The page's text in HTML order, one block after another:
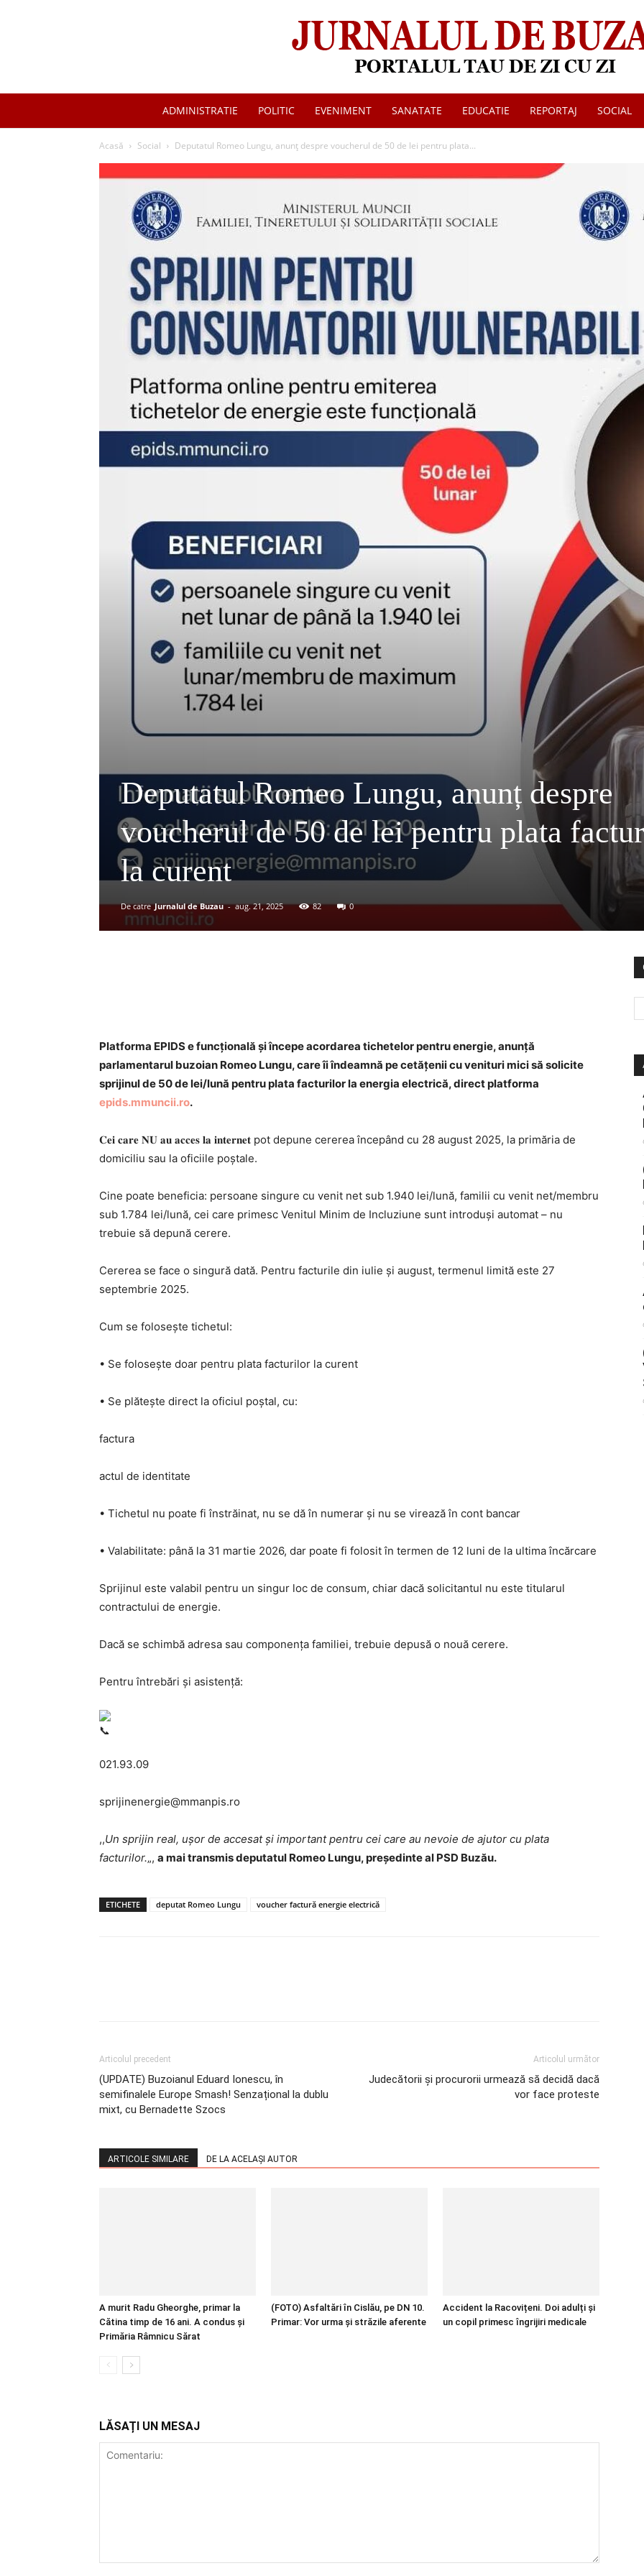
Jurnalul
de
Buzau
ADMINISTRATIE POLITIC EVENIMENT SANATATE EDUCATIE REPORTAJ SOCIAL
Acasă Social Deputatul Romeo Lungu, anunț despre voucherul de 50 de lei pentru plata...
Deputatul Romeo Lungu, anunț despre
voucherul de 50 de lei pentru plata
la curent
De catre Jurnalul de Buzau - aug. 21, 2025 82 0
Platforma EPIDS e funcțională și începe acordarea tichetelor pentru energie, anunță
parlamentarul buzoian Romeo Lungu, care îi îndeamnă pe cetățenii cu venituri mici să solicite
sprijinul de 50 de lei/lună pentru plata facturilor la energia electrică, direct platforma
epids.mmuncii.ro.
𝐂𝐞𝐢 𝐜𝐚𝐫𝐞 𝐍𝐔 𝐚𝐮 𝐚𝐜𝐜𝐞𝐬 𝐥𝐚 𝐢𝐧𝐭𝐞𝐫𝐧𝐞𝐭 pot depune cererea începând cu 28 august 2025, la primăria de
domiciliu sau la oficiile poștale.
Cine poate beneficia: persoane singure cu venit net sub 1.940 lei/lună, familii cu venit net/membru
sub 1.784 lei/lună, cei care primesc Venitul Minim de Incluziune sunt introduși automat – nu
trebuie să depună cerere.
Cererea se face o singură dată. Pentru facturile din iulie și august, termenul limită este 27
septembrie 2025.
Cum se folosește tichetul:
• Se folosește doar pentru plata facturilor la curent
• Se plătește direct la oficiul poștal, cu:
factura
actul de identitate
• Tichetul nu poate fi înstrăinat, nu se dă în numerar și nu se virează în cont bancar
• Valabilitate: până la 31 martie 2026, dar poate fi folosit în termen de 12 luni de la ultima încărcare
Sprijinul este valabil pentru un singur loc de consum, chiar dacă solicitantul nu este titularul
contractului de energie.
Dacă se schimbă adresa sau componența familiei, trebuie depusă o nouă cerere.
Pentru întrebări și asistență:
021.93.09
sprijinenergie@mmanpis.ro
,,Un sprijin real, ușor de accesat și important pentru cei care au nevoie de ajutor cu plata
facturilor.„, a mai transmis deputatul Romeo Lungu, președinte al PSD Buzău.
ETICHETE deputat Romeo Lungu voucher factură energie electrică
Articolul precedent
(UPDATE) Buzoianul Eduard Ionescu, în
semifinalele Europe Smash! Senzațional la dublu
mixt, cu Bernadette Szocs
Articolul următor
Judecătorii și procurorii urmează să decidă dacă
vor face proteste
ARTICOLE SIMILARE DE LA ACELAȘI AUTOR
A murit Radu Gheorghe, primar la
Cătina timp de 16 ani. A condus și
Primăria Râmnicu Sărat
(FOTO) Asfaltări în Cislău, pe DN 10.
Primar: Vor urma și străzile aferente
Accident la Racovițeni. Doi adulți și
un copil primesc îngrijiri medicale
LĂSAȚI UN MESAJ